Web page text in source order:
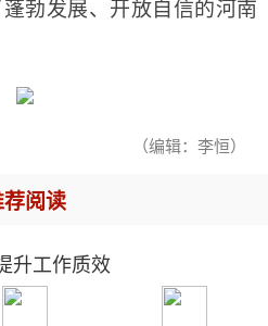
勃发展、开放自信的河南
（编辑：李恒）
荐阅读
升工作质效